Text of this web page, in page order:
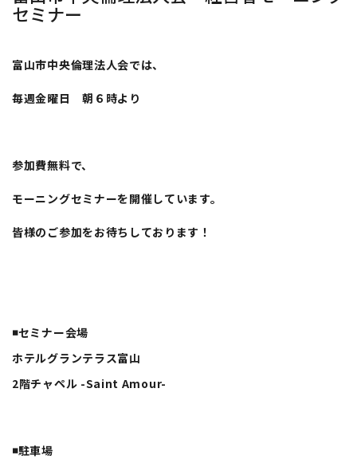
セミナー
富山市中央倫理法人会では、
毎週金曜日 朝６時より
参加費無料で、
モーニングセミナーを開催しています。
皆様のご参加をお待ちしております！
◾️セミナー会場
ホテルグランテラス富山
2階チャペル -Saint Amour-
◾️駐車場